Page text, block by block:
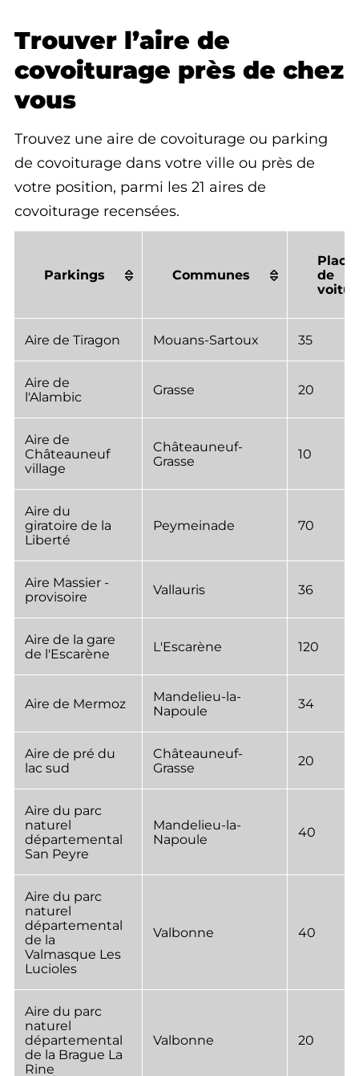
Trouver l’aire de
covoiturage près de chez
vous
Trouvez une aire de covoiturage ou parking
de covoiturage dans votre ville ou près de
votre position, parmi les 21 aires de
covoiturage recensées.
Parkings Communes
de
Aire de Tiragon Mouans-Sartoux 35
Aire de
l'Alambic
Grasse 20
Aire de
Châteauneuf
village
Châteauneuf-
Grasse
10
Aire du
giratoire de la
Liberté
Peymeinade 70
Aire Massier -
provisoire
Vallauris 36
Aire de la gare
de l'Escarène
L'Escarène 120
Aire de Mermoz
Mandelieu-la-
Napoule
34
Aire de pré du
lac sud
Châteauneuf-
Grasse
20
Aire du parc
naturel
départemental
San Peyre
Mandelieu-la-
Napoule
40
Aire du parc
naturel
départemental
de la
Valmasque Les
Lucioles
Valbonne 40
Aire du parc
naturel
départemental
de la Brague La
Rine
Valbonne 20